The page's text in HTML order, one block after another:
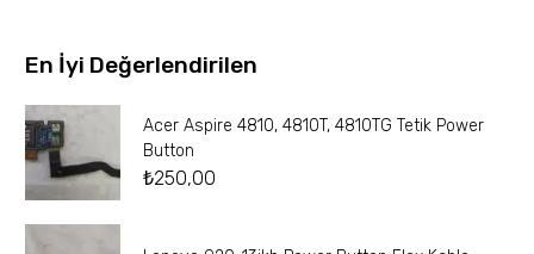
En İyi Değerlendirilen
Acer Aspire 4810, 4810T, 4810TG Tetik Power
Button
₺250,00